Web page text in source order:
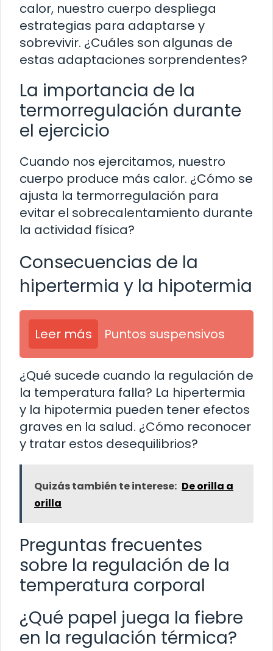
calor, nuestro cuerpo despliega
estrategias para adaptarse y
sobrevivir. ¿Cuáles son algunas de
estas adaptaciones sorprendentes?
La importancia de la
termorregulación durante
el ejercicio
Cuando nos ejercitamos, nuestro
cuerpo produce más calor. ¿Cómo se
ajusta la termorregulación para
evitar el sobrecalentamiento durante
la actividad física?
Consecuencias de la
hipertermia y la hipotermia
Leer más Puntos suspensivos
¿Qué sucede cuando la regulación de
la temperatura falla? La hipertermia
y la hipotermia pueden tener efectos
graves en la salud. ¿Cómo reconocer
y tratar estos desequilibrios?
Quizás también te interese: De orilla a
orilla
Preguntas frecuentes
sobre la regulación de la
temperatura corporal
¿Qué papel juega la fiebre
en la regulación térmica?